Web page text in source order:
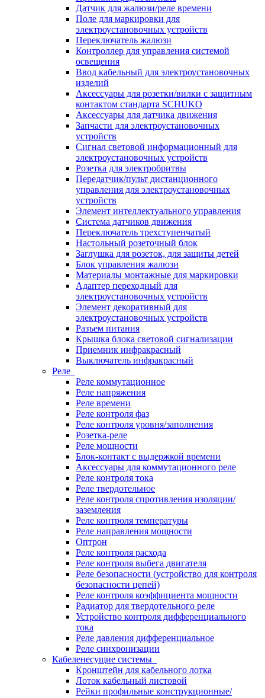
Датчик для жалюзи/реле времени
Поле для маркировки для
электроустановочных устройств
Переключатель жалюзи
Контроллер для управления системой
освещения
Ввод кабельный для электроустановочных
изделий
Аксессуары для розетки/вилки с защитным
контактом стандарта SCHUKO
Аксессуары для датчика движения
Запчасти для электроустановочных
устройств
Сигнал световой информационный для
электроустановочных устройств
Розетка для электробритвы
Передатчик/пульт дистанционного
управления для электроустановочных
устройств
Элемент интеллектуального управления
Система датчиков движения
Переключатель трехступенчатый
Настольный розеточный блок
Заглушка для розеток, для защиты детей
Блок управления жалюзи
Материалы монтажные для маркировки
Адаптер переходный для
электроустановочных устройств
Элемент декоративный для
электроустановочных устройств
Разъем питания
Крышка блока световой сигнализации
Приемник инфракрасный
Выключатель инфракрасный
Реле
Реле коммутационное
Реле напряжения
Реле времени
Реле контроля фаз
Реле контроля уровня/заполнения
Розетка-реле
Реле мощности
Блок-контакт с выдержкой времени
Аксессуары для коммутационного реле
Реле контроля тока
Реле твердотельное
Реле контроля спротивления изоляции/
заземления
Реле контроля температуры
Реле направления мощности
Оптрон
Реле контроля расхода
Реле контроля выбега двигателя
Реле безопасности (устройство для контроля
безопасности цепей)
Реле контроля коэффициента мощности
Радиатор для твердотельного реле
Устройство контроля дифференциального
тока
Реле давления дифференциальное
Реле синхронизации
Кабеленесущие системы
Кронштейн для кабельного лотка
Лоток кабельный листовой
Рейки профильные конструкционные/